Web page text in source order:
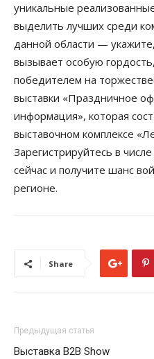
уникальные
выделить лучших среди
данной области —
вызывает особую
победителем на
выставки «Праздничное
информация», которая
выставочном комплексе
Зарегистрируйтесь в
сейчас и получите шанс
регионе.
Share
Предыдущая статья
Выставка B2B Show